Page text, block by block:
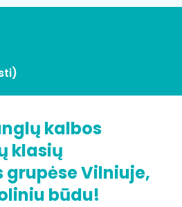
kalbos
klasių
Vilniuje,
būdu!